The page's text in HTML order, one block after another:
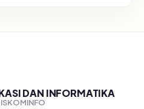
DAN INFORMATIKA